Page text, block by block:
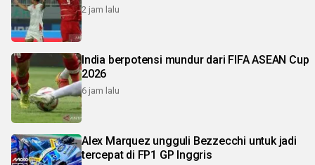
2 jam lalu
India berpotensi mundur dari FIFA ASEAN Cup
2026
6 jam lalu
Alex Marquez ungguli Bezzecchi untuk jadi
tercepat di FP1 GP Inggris